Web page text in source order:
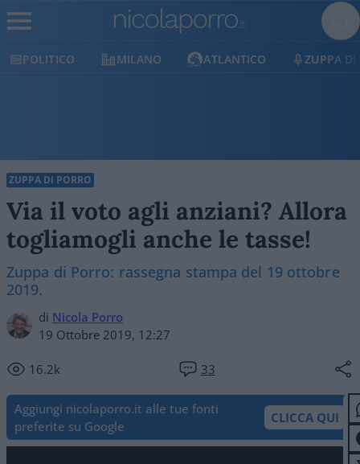
POLITICO MILANO ATLANTICO ZUPPA DI
ZUPPA DI PORRO
Via il voto agli anziani? Allora
togliamogli anche le tasse!
Zuppa di Porro: rassegna stampa del 19 ottobre
2019.
di Nicola Porro
19 Ottobre 2019, 12:27
16.2k 33
Aggiungi nicolaporro.it alle tue fonti
preferite su Google
CLICCA QUI